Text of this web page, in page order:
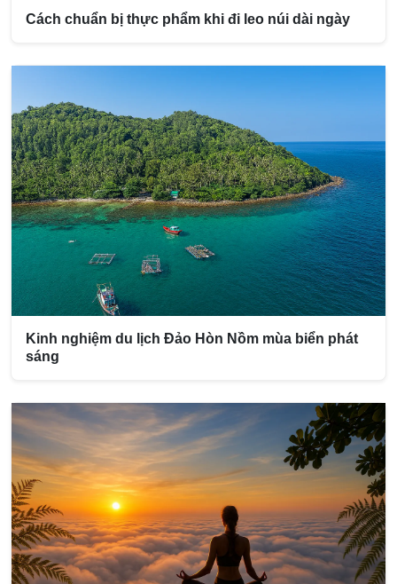
Cách chuẩn bị thực phẩm khi đi leo núi dài ngày
Kinh nghiệm du lịch Đảo Hòn Nồm mùa biển phát
sáng